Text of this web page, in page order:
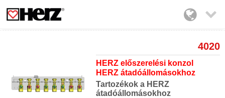

4020
HERZ előszerelési konzol
HERZ átadóállomásokhoz
Tartozékok a HERZ
átadóállomásokhoz